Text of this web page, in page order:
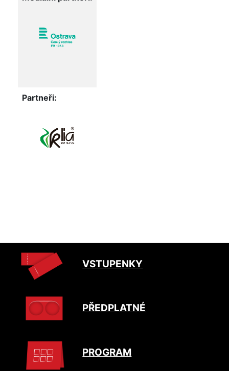
Partneři:
VSTUPENKY
PŘEDPLATNÉ
PROGRAM